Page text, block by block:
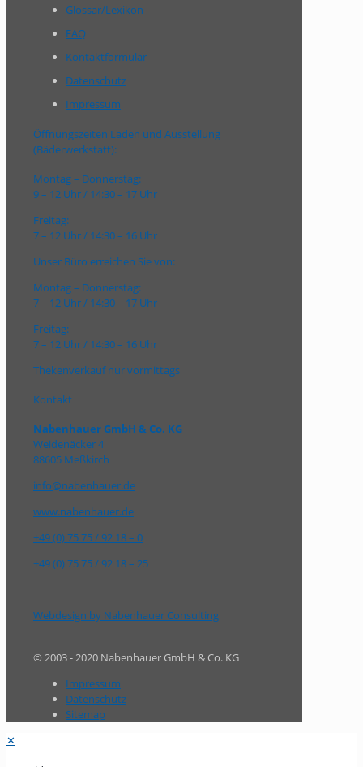
Glossar/Lexikon
FAQ
Kontaktformular
Datenschutz
Impressum
Öffnungszeiten Laden und Ausstellung
(Bäderwerkstatt):
Montag – Donnerstag:
9 – 12 Uhr / 14:30 – 17 Uhr
Freitag:
7 – 12 Uhr / 14:30 – 16 Uhr
Unser Büro erreichen Sie von:
Montag – Donnerstag:
7 – 12 Uhr / 14:30 – 17 Uhr
Freitag:
7 – 12 Uhr / 14:30 – 16 Uhr
Thekenverkauf nur vormittags
Kontakt
Nabenhauer GmbH & Co. KG
Weidenäcker 4
88605 Meßkirch
info@nabenhauer.de
www.nabenhauer.de
+49 (0) 75 75 / 92 18 – 0
+49 (0) 75 75 / 92 18 – 25
Webdesign by Nabenhauer Consulting
© 2003 - 2020 Nabenhauer GmbH & Co. KG
Impressum
Datenschutz
Sitemap
✕